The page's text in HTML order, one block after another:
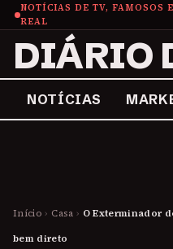
NOTÍCIAS DE TV, FAMOSOS
REAL
DIÁRIO
NOTÍCIAS
Início › Casa › O Exterminador
bem direto